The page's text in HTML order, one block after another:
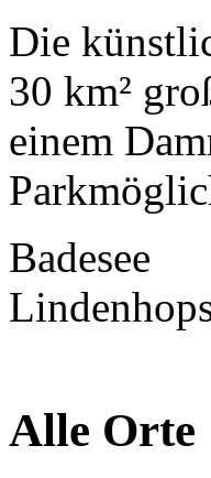
Die
30 km²
einem
Badesee
Alle Orte